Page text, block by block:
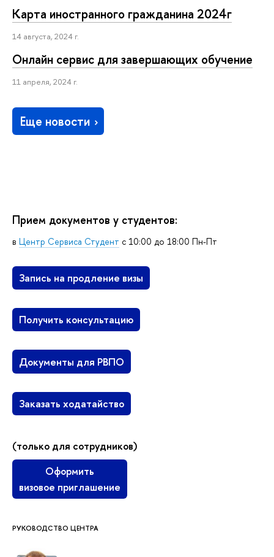
Прием документов у студентов:
в Центр Сервиса Студент с 10:00 до 18:00 Пн-Пт
Запись на продление визы
Получить консультацию
Документы для РВПО
Заказать ходатайство
(только для сотрудников)
Оформить
визовое приглашение
РУКОВОДСТВО ЦЕНТРА
Карта иностранного гражданина 2024г
14 августа, 2024 г.
Онлайн сервис для завершающих обучение
11 апреля, 2024 г.
Еще новости